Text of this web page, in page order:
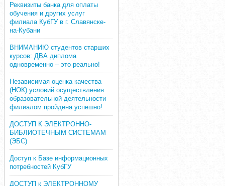
Реквизиты банка для оплаты
обучения и других услуг
филиала КубГУ в г. Славянске-
на-Кубани
ВНИМАНИЮ студентов старших
курсов: ДВА диплома
одновременно – это реально!
Независимая оценка качества
(НОК) условий осуществления
образовательной деятельности
филиалом пройдена успешно!
ДОСТУП К ЭЛЕКТРОННО-
БИБЛИОТЕЧНЫМ СИСТЕМАМ
(ЭБС)
Доступ к Базе информационных
потребностей КубГУ
ДОСТУП к ЭЛЕКТРОННОМУ